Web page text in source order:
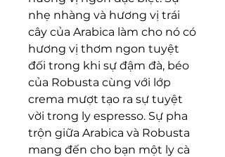
nhẹ nhàng và hương vị trái
cây của Arabica làm cho nó có
hương vị thơm ngon tuyệt
đối trong khi sự đậm đà, béo
của Robusta cùng với lớp
crema mượt tạo ra sự tuyệt
vời trong ly espresso. Sự pha
trộn giữa Arabica và Robusta
mang đến cho bạn một ly cà